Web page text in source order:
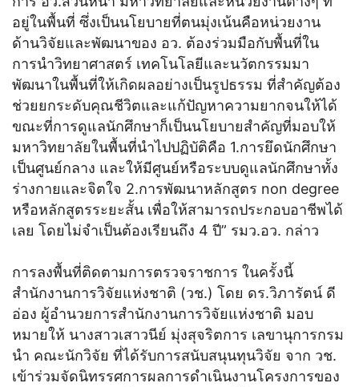
อยู่ในพื้นที่ ซึ่งเป็นนโยบายที่ตนมุ่งเน้นคือหน่วยงาน
ด้านวิจัยและพัฒนาของ อว. ต้องร่วมมือกับพื้นที่ใน
การนำวิทยาศาสตร์ เทคโนโลยีและนวัตกรรมมา
พัฒนาในพื้นที่ให้เกิดผลอย่างเป็นรูปธรรม ที่สำคัญต้อง
ช่วยยกระดับคุณชีวิตและแก้ปัญหาความยากจนให้ได้
ขณะที่การดูแลนักศึกษาก็เป็นนโยบายสำคัญที่มอบให้
มหาวิทยาลัยในพื้นที่นำไปปฏิบัติคือ 1.การยึดนักศึกษา
เป็นศูนย์กลาง และให้มีศูนย์หรือระบบดูแลนักศึกษาทั้ง
ร่างกายและจิตใจ 2.การพัฒนาหลักสูตร non degree
หรือหลักสูตรระยะสั้น เพื่อให้สามารถประกอบอาชีพได้
เลย โดยไม่จำเป็นต้องเรียนถึง 4 ปี” รมว.อว. กล่าว
การลงพื้นที่ติดตามการตรวจราชการ ในครั้งนี้
สำนักงานการวิจัยแห่งชาติ (วช.) โดย ดร.วิภารัตน์ ดี
อ่อง ผู้อำนวยการสำนักงานการวิจัยแห่งชาติ มอบ
หมายให้ นางสาวเสาวนีย์ มุ่งสุจริตการ เลขานุการกรม
นำ คณะนักวิจัย ที่ได้รับการสนับสนุนทุนวิจัย จาก วช.
เข้าร่วมจัดนิทรรศการผลการดำเนินงานโครงการของ